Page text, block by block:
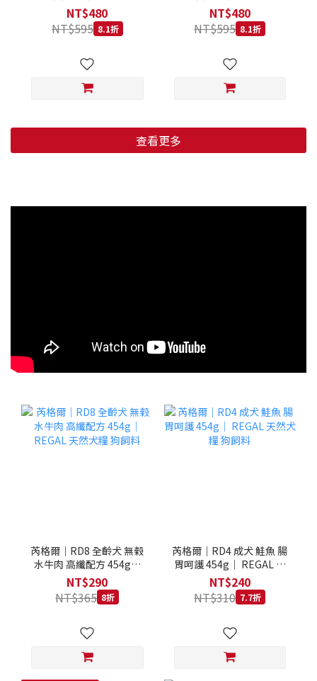
低穀鱈魚甜橙 小顆粒 800G
NT$480
NT$595 8.1折
羊肉藍莓 小顆粒 800G
NT$480
NT$595 8.1折
查看更多
芮格爾｜RD8 全齡犬 無榖
水牛肉 高纖配方 454g｜
REGAL 天然犬糧 狗飼料
NT$290
NT$365 8折
芮格爾｜RD4 成犬 鮭魚 腸
胃呵護 454g｜ REGAL 天
然犬糧 狗飼料
NT$240
NT$310 7.7折